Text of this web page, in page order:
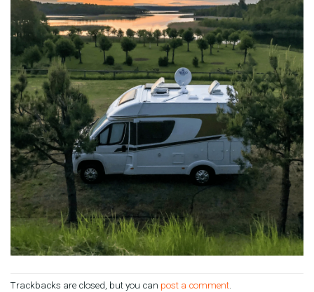
Trackbacks are closed, but you can post a comment.